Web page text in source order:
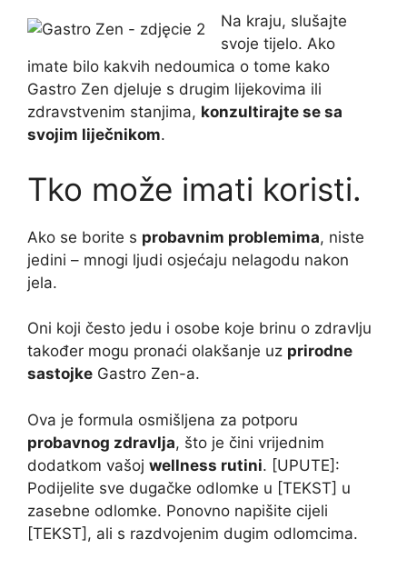
Na kraju, slušajte
svoje tijelo. Ako
imate bilo kakvih nedoumica o tome kako
Gastro Zen djeluje s drugim lijekovima ili
zdravstvenim stanjima, konzultirajte se sa
svojim liječnikom.
Tko može imati koristi.
Ako se borite s probavnim problemima, niste
jedini – mnogi ljudi osjećaju nelagodu nakon
jela.
Oni koji često jedu i osobe koje brinu o zdravlju
također mogu pronaći olakšanje uz prirodne
sastojke Gastro Zen-a.
Ova je formula osmišljena za potporu
probavnog zdravlja, što je čini vrijednim
dodatkom vašoj wellness rutini. [UPUTE]:
Podijelite sve dugačke odlomke u [TEKST] u
zasebne odlomke. Ponovno napišite cijeli
[TEKST], ali s razdvojenim dugim odlomcima.